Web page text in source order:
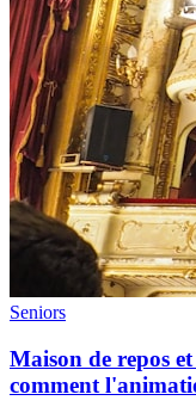
Seniors
Maison de repos
comment